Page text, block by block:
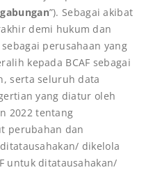
”). Sebagai akibat
demi hukum dan
perusahaan yang
kepada BCAF sebagai
serta seluruh data
yang diatur oleh
2022 tentang
perubahan dan
dikelola
untuk ditatausahakan/